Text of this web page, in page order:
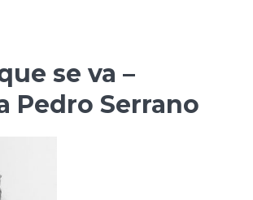
se va –
Pedro Serrano